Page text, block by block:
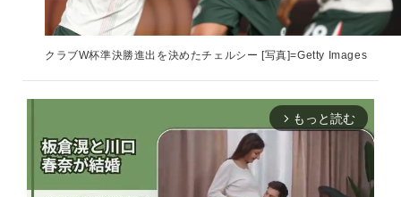
クラブW杯準決勝進出を決めたチェルシー [写真]=Getty Images
arrow_forward_ios もっと読む